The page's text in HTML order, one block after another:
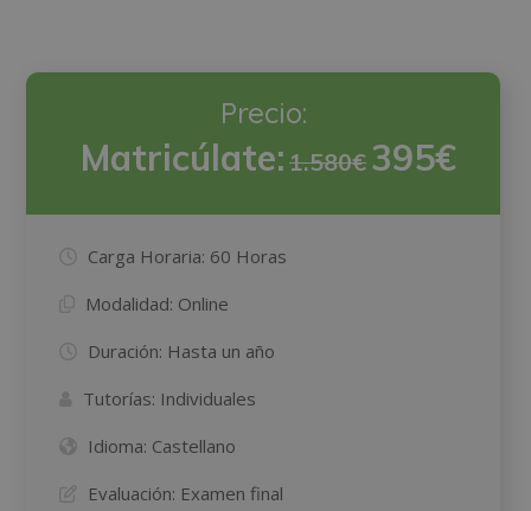
Precio:
Matricúlate:1.580€ 395€
Carga Horaria: 60 Horas
Modalidad: Online
Duración: Hasta un año
Tutorías: Individuales
Idioma: Castellano
Evaluación: Examen final